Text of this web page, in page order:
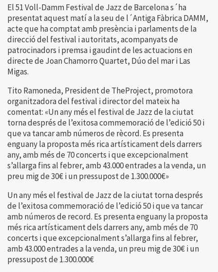
El 51 Voll-Damm Festival de Jazz de Barcelona s´ha
presentat aquest matí a la seu de l´Antiga Fàbrica DAMM,
acte que ha comptat amb presència i parlaments de la
direcció del festival i autoritats, acompanyats de
patrocinadors i premsa i gaudint de les actuacions en
directe de Joan Chamorro Quartet, Dúo del mar i Las
Migas.
Tito Ramoneda, President de TheProject, promotora
organitzadora del festival i director del mateix ha
comentat: «Un any més el festival de Jazz de la ciutat
torna després de l’exitosa commemoració de l’edició 50 i
que va tancar amb números de rècord. Es presenta
enguany la proposta més rica artísticament dels darrers
any, amb més de 70 concerts i que excepcionalment
s’allarga fins al febrer, amb 43.000 entrades a la venda, un
preu mig de 30€ i un pressupost de 1.300.000€»
Un any més el festival de Jazz de la ciutat torna després
de l’exitosa commemoració de l’edició 50 i que va tancar
amb números de record. Es presenta enguany la proposta
més rica artísticament dels darrers any, amb més de 70
concerts i que excepcionalment s’allarga fins al febrer,
amb 43.000 entrades a la venda, un preu mig de 30€ i un
pressupost de 1.300.000€